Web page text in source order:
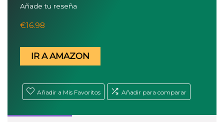
Añade tu reseña
€16.98
IR A AMAZON
Añadir a Mis Favoritos Añadir para comparar